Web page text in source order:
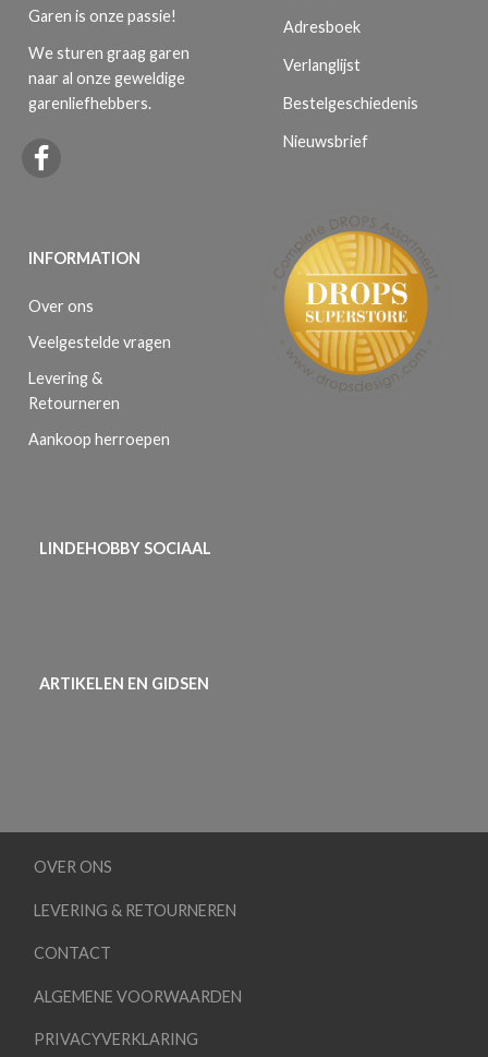
Garen is onze passie!
We sturen graag garen
naar al onze geweldige
garenliefhebbers.
INFORMATION
Over ons
Veelgestelde vragen
Levering &
Retourneren
Aankoop herroepen
Adresboek
Verlanglijst
Bestelgeschiedenis
Nieuwsbrief
LINDEHOBBY SOCIAAL
ARTIKELEN EN GIDSEN
OVER ONS
LEVERING & RETOURNEREN
CONTACT
ALGEMENE VOORWAARDEN
PRIVACYVERKLARING